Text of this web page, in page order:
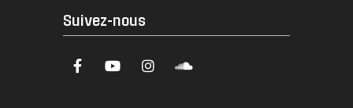
Suivez-nous